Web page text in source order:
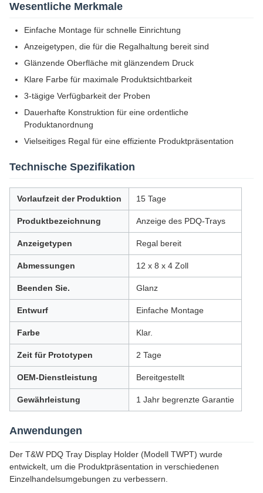
Wesentliche Merkmale
Einfache Montage für schnelle Einrichtung
Anzeigetypen, die für die Regalhaltung bereit sind
Glänzende Oberfläche mit glänzendem Druck
Klare Farbe für maximale Produktsichtbarkeit
3-tägige Verfügbarkeit der Proben
Dauerhafte Konstruktion für eine ordentliche
Produktanordnung
Vielseitiges Regal für eine effiziente Produktpräsentation
Technische Spezifikation
Vorlaufzeit der Produktion 15 Tage
Produktbezeichnung Anzeige des PDQ-Trays
Anzeigetypen Regal bereit
Abmessungen 12 x 8 x 4 Zoll
Beenden Sie. Glanz
Entwurf Einfache Montage
Farbe Klar.
Zeit für Prototypen 2 Tage
OEM-Dienstleistung Bereitgestellt
Gewährleistung 1 Jahr begrenzte Garantie
Anwendungen
Der T&W PDQ Tray Display Holder (Modell TWPT) wurde
entwickelt, um die Produktpräsentation in verschiedenen
Einzelhandelsumgebungen zu verbessern.